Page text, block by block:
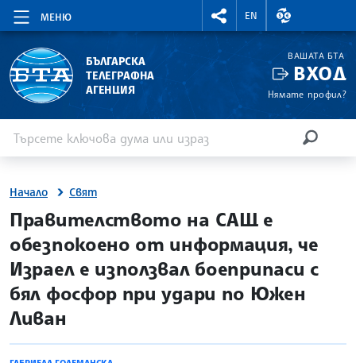
МЕНЮ
RIGHTMENU.SOCIAL
EN
ВАЛУТНИ
БЪЛГАРСКА
ТЕЛЕГРАФНА
АГЕНЦИЯ
ВАШАТА БТА
ВХОД
Нямате профил?
Начало Свят
site.bta
Правителството на САЩ е
обезпокоено от информация, че
Израел е използвал боеприпаси с
бял фосфор при удари по Южен
Ливан